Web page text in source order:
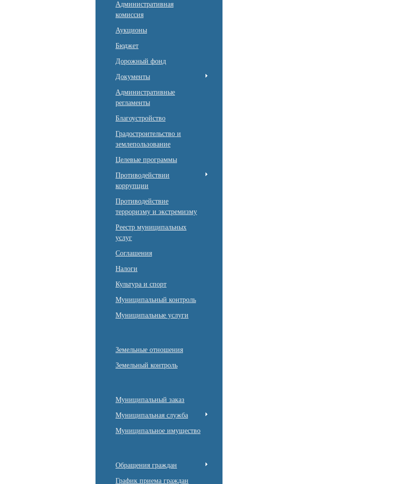
Административная
комиссия
Аукционы
Бюджет
Дорожный фонд
Документы
Административные
регламенты
Благоустройство
Градостроительство и
землепользование
Целевые программы
Противодействии
коррупции
Противодействие
терроризму и экстремизму
Реестр муниципальных
услуг
Соглашения
Налоги
Культура и спорт
Муниципальный контроль
Муниципальные услуги
Земельные отношения
Земельный контроль
Муниципальный заказ
Муниципальная служба
Муниципальное имущество
Обращения граждан
График приема граждан